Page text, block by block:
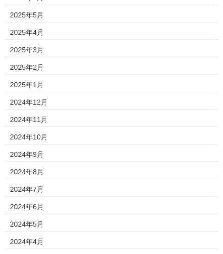
2025年5月
2025年4月
2025年3月
2025年2月
2025年1月
2024年12月
2024年11月
2024年10月
2024年9月
2024年8月
2024年7月
2024年6月
2024年5月
2024年4月